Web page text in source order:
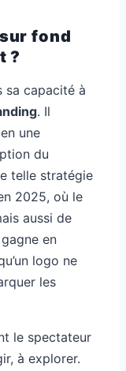
fond
?
sa capacité à
. Il
une
du
telle stratégie
2025, où le
aussi de
en
logo ne
les
le spectateur
à explorer.